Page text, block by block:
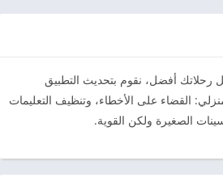
رحلاتك أفضل، نقوم بتحديث التطبيق
القضاء على الأخطاء، وتنظيف التعليمات
الصغيرة ولكن القوية.